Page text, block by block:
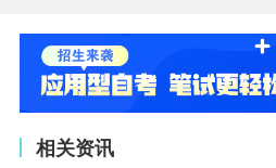
相关资讯